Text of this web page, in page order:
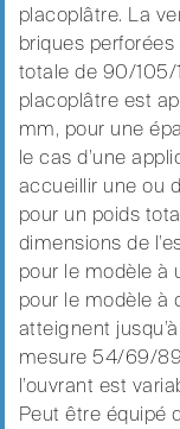
placoplâtre. La
briques
totale de 90/105/
placoplâtre est
mm, pour une
le cas d’une
accueillir une ou
pour un poids
dimensions de
pour le modèle à
pour le modèle à
atteignent
mesure 54/69/
l’ouvrant est
Peut être équipé